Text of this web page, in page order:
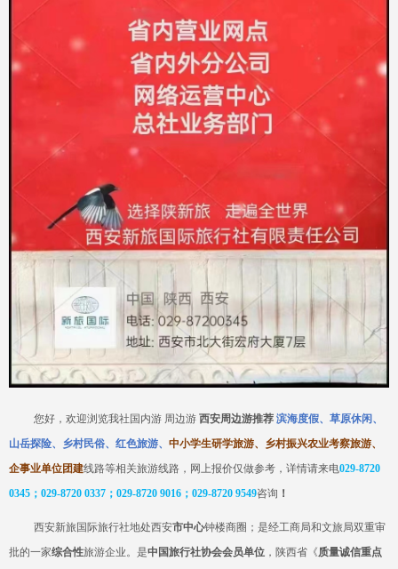
您好，欢迎浏览我社国内游 周边游 西安周边游推荐 滨海度假、草原休闲、
山岳探险、乡村民俗、红色旅游、 中小学生研学旅游、乡村振兴农业考察旅游、
企事业单位团建线路等相关旅游线路，网上报价仅做参考，详情请来电029-8720
0345；029-8720 0337；029-8720 9016；029-8720 9549咨询 ！
西安新旅国际旅行社地处西安市中心钟楼商圈；是经工商局和文旅局双重审
批的一家综合性旅游企业。是中国旅行社协会会员单位 ，陕西省《质量诚信重点